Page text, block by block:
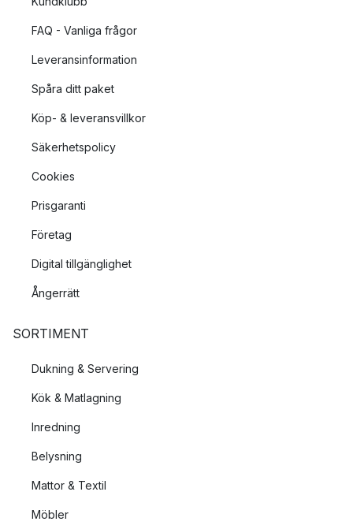
FAQ - Vanliga frågor
Leveransinformation
Spåra ditt paket
Köp- & leveransvillkor
Säkerhetspolicy
Cookies
Prisgaranti
Företag
Digital tillgänglighet
Ångerrätt
SORTIMENT
Dukning & Servering
Kök & Matlagning
Inredning
Belysning
Mattor & Textil
Möbler